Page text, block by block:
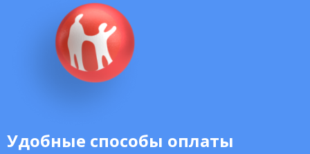
Удобные способы оплаты